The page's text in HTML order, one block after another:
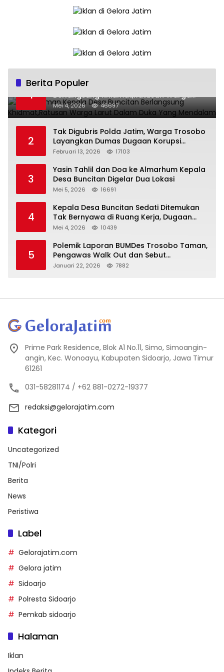
Berita Populer
1
Pemakaman Kepala Desa Buncitan
Berlangsung Khidmat,Ratusan Warga
Larut Dalam Duka Yang Mendalam
Mei 4, 2026 46697
2
Tak Digubris Polda Jatim, Warga Trosobo
Layangkan Dumas Dugaan Korupsi
Oknum DPRD Sidoarjo ke Kapolri
Februari 13, 2026 17103
3
Yasin Tahlil dan Doa ke Almarhum Kepala
Desa Buncitan Digelar Dua Lokasi
Mei 5, 2026 16691
4
Kepala Desa Buncitan Sedati Ditemukan
Tak Bernyawa di Ruang Kerja, Dugaan
Bunuh Diri Menguat
Mei 4, 2026 10439
5
Polemik Laporan BUMDes Trosobo Taman,
Pengawas Walk Out dan Sebut
Kejanggalan
Januari 22, 2026 7882
Prime Park Residence, Blok A1 No.11, Simo, Simoangin-
angin, Kec. Wonoayu, Kabupaten Sidoarjo, Jawa Timur
61261
031-58281174 / +62 881-0272-19377
redaksi@gelorajatim.com
Kategori
Uncategorized
TNI/Polri
Berita
News
Peristiwa
Label
Gelorajatim.com
Gelora jatim
Sidoarjo
Polresta Sidoarjo
Pemkab sidoarjo
Halaman
Iklan